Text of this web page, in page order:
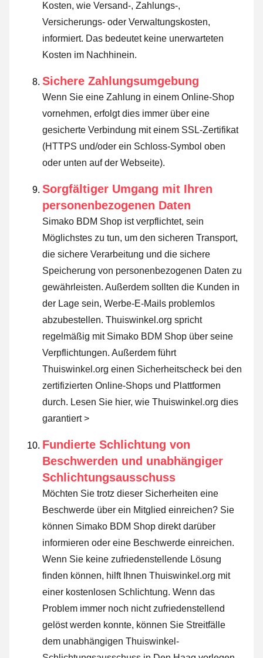
Kosten, wie Versand-, Zahlungs-,
Versicherungs- oder Verwaltungskosten,
informiert. Das bedeutet keine unerwarteten
Kosten im Nachhinein.
Sichere Zahlungsumgebung
Wenn Sie eine Zahlung in einem Online-Shop
vornehmen, erfolgt dies immer über eine
gesicherte Verbindung mit einem SSL-Zertifikat
(HTTPS und/oder ein Schloss-Symbol oben
oder unten auf der Webseite).
Sorgfältiger Umgang mit Ihren
personenbezogenen Daten
Simako BDM Shop ist verpflichtet, sein
Möglichstes zu tun, um den sicheren Transport,
die sichere Verarbeitung und die sichere
Speicherung von personenbezogenen Daten zu
gewährleisten. Außerdem sollten die Kunden in
der Lage sein, Werbe-E-Mails problemlos
abzubestellen. Thuiswinkel.org spricht
regelmäßig mit Simako BDM Shop über seine
Verpflichtungen. Außerdem führt
Thuiswinkel.org einen Sicherheitscheck bei den
zertifizierten Online-Shops und Plattformen
durch. Lesen Sie hier, wie Thuiswinkel.org dies
garantiert >
Fundierte Schlichtung von
Beschwerden und unabhängiger
Schlichtungsausschuss
Möchten Sie trotz dieser Sicherheiten eine
Beschwerde über ein Mitglied einreichen? Sie
können Simako BDM Shop direkt darüber
informieren oder eine Beschwerde einreichen.
Wenn Sie keine zufriedenstellende Lösung
finden können, hilft Ihnen Thuiswinkel.org mit
einer kostenlosen Schlichtung. Wenn das
Problem immer noch nicht zufriedenstellend
gelöst werden konnte, können Sie Streitfälle
dem unabhängigen Thuiswinkel-